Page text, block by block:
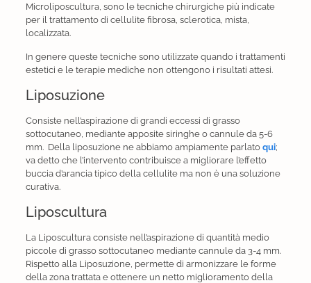
Microliposcultura, sono le tecniche chirurgiche più indicate
per il trattamento di cellulite fibrosa, sclerotica, mista,
localizzata.
In genere queste tecniche sono utilizzate quando i trattamenti
estetici e le terapie mediche non ottengono i risultati attesi.
Liposuzione
Consiste nell’aspirazione di grandi eccessi di grasso
sottocutaneo, mediante apposite siringhe o cannule da 5-6
mm. Della liposuzione ne abbiamo ampiamente parlato qui;
va detto che l’intervento contribuisce a migliorare l’effetto
buccia d’arancia tipico della cellulite ma non è una soluzione
curativa.
Liposcultura
La Liposcultura consiste nell’aspirazione di quantità medio
piccole di grasso sottocutaneo mediante cannule da 3-4 mm.
Rispetto alla Liposuzione, permette di armonizzare le forme
della zona trattata e ottenere un netto miglioramento della